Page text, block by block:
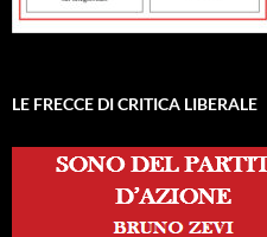
LE FRECCE DI CRITICA LIBERALE